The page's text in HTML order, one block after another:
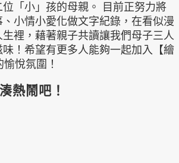
「小」孩的母親。 目前正努力將
小情小愛化做文字紀錄，在看似漫
裡，藉著親子共讀讓我們母子三人
！希望有更多人能夠一起加入【繪
悅氛圍！
熱鬧吧！